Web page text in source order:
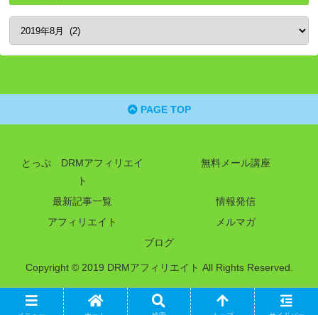
PAGE TOP
とっぷ DRMアフィリエイ
ト
無料メール講座
最新記事一覧
情報発信
アフィリエイト
メルマガ
ブログ
Copyright © 2019 DRMアフィリエイト All Rights Reserved.